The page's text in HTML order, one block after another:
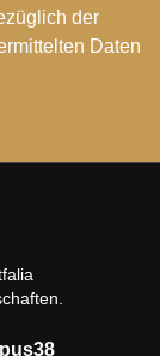
der
Daten